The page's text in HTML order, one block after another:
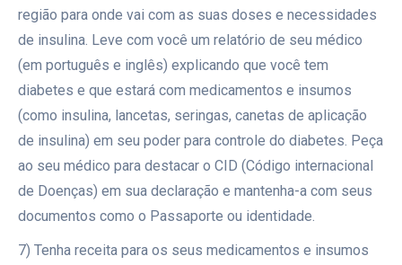
região para onde vai com as suas doses e necessidades
de insulina. Leve com você um relatório de seu médico
(em português e inglês) explicando que você tem
diabetes e que estará com medicamentos e insumos
(como insulina, lancetas, seringas, canetas de aplicação
de insulina) em seu poder para controle do diabetes. Peça
ao seu médico para destacar o CID (Código internacional
de Doenças) em sua declaração e mantenha-a com seus
documentos como o Passaporte ou identidade.
7) Tenha receita para os seus medicamentos e insumos